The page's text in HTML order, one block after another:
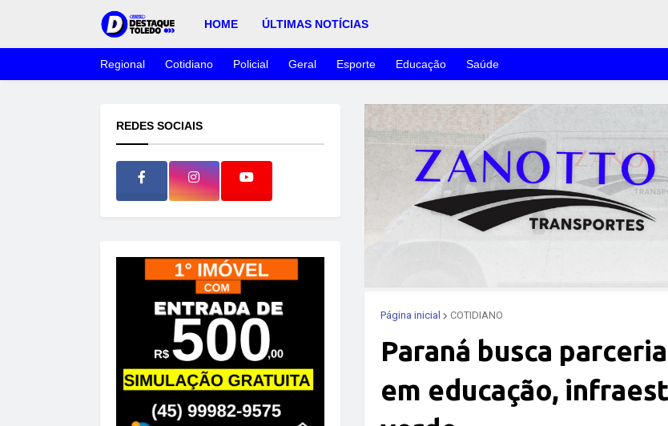
HOME ÚLTIMAS NOTÍCIAS
Regional Cotidiano Policial Geral Esporte Educação Saúde
Página inicial COTIDIANO
Paraná busca
em educação,
REDES SOCIAIS